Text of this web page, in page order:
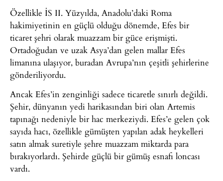
Özellikle İS II. Yüzyılda, Anadolu’daki Roma
hakimiyetinin en güçlü olduğu dönemde, Efes bir
ticaret şehri olarak muazzam bir güce erişmişti.
Ortadoğudan ve uzak Asya’dan gelen mallar Efes
limanına ulaşıyor, buradan Avrupa’nın çeşitli şehirlerine
gönderiliyordu.
Ancak Efes’in zenginliği sadece ticaretle sınırlı değildi.
Şehir, dünyanın yedi harikasından biri olan Artemis
tapınağı nedeniyle bir hac merkeziydi. Efes’e gelen çok
sayıda hacı, özellikle gümüşten yapılan adak heykelleri
satın almak suretiyle şehre muazzam miktarda para
bırakıyorlardı. Şehirde güçlü bir gümüş esnafı loncası
vardı.